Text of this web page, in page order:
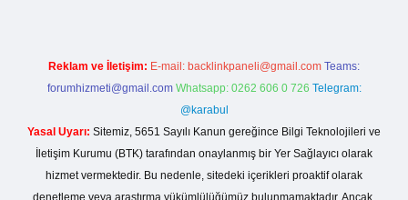
Reklam ve İletişim: E-mail: backlinkpaneli@gmail.com Teams:
forumhizmeti@gmail.com Whatsapp: 0262 606 0 726 Telegram:
@karabul
Yasal Uyarı: Sitemiz, 5651 Sayılı Kanun gereğince Bilgi Teknolojileri ve
İletişim Kurumu (BTK) tarafından onaylanmış bir Yer Sağlayıcı olarak
hizmet vermektedir. Bu nedenle, sitedeki içerikleri proaktif olarak
denetleme veya araştırma yükümlülüğümüz bulunmamaktadır. Ancak,